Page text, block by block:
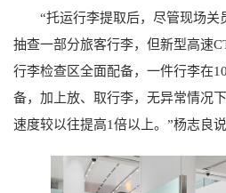
“托运行李提取后，尽管现场
抽查一部分旅客行李，但新型高速
行李检查区全面配备，一件行李在
备，加上放、取行李，无异常情况
速度较以往提高1倍以上。”杨志良说